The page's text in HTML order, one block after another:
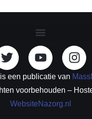
een publicatie van
voorbehouden –
WebsiteNazorg.nl